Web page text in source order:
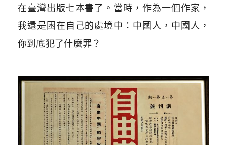
在臺灣出版七本書了。當時，作為一個作家，
我還是困在自己的處境中：中國人，中國人，
你到底犯了什麼罪？